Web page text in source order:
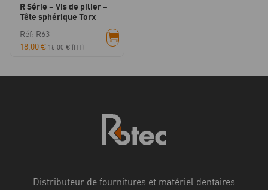
R Série – Vis de pilier –
Tête sphérique Torx
Réf: R63
18,00€ 15,00 € (HT)
Distributeur de fournitures et matériel dentaires